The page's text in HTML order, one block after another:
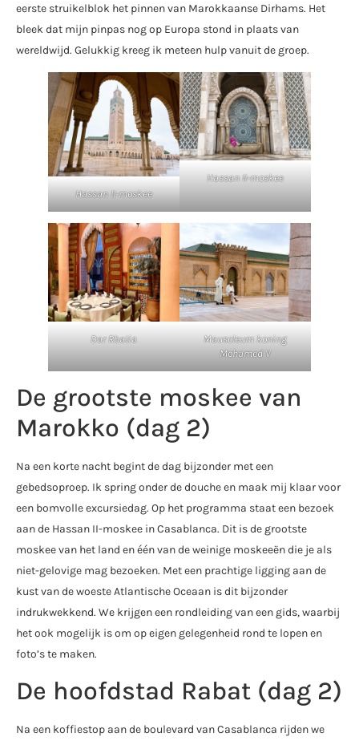
eerste struikelblok het pinnen van Marokkaanse Dirhams. Het
bleek dat mijn pinpas nog op Europa stond in plaats van
wereldwijd. Gelukkig kreeg ik meteen hulp vanuit de groep.
Hassan II-moskee
Hassan II-moskee
Dar Rbatia
Mausoleum koning
Mohamed V
De grootste moskee van
Marokko (dag 2)
Na een korte nacht begint de dag bijzonder met een
gebedsoproep. Ik spring onder de douche en maak mij klaar voor
een bomvolle excursiedag. Op het programma staat een bezoek
aan de Hassan II-moskee in Casablanca. Dit is de grootste
moskee van het land en één van de weinige moskeeën die je als
niet-gelovige mag bezoeken. Met een prachtige ligging aan de
kust van de woeste Atlantische Oceaan is dit bijzonder
indrukwekkend. We krijgen een rondleiding van een gids, waarbij
het ook mogelijk is om op eigen gelegenheid rond te lopen en
foto’s te maken.
De hoofdstad Rabat (dag 2)
Na een koffiestop aan de boulevard van Casablanca rijden we